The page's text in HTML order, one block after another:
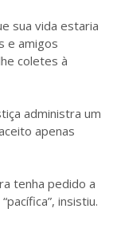
sua vida estaria
e amigos
coletes à
administra um
apenas
tenha pedido a
insistiu.